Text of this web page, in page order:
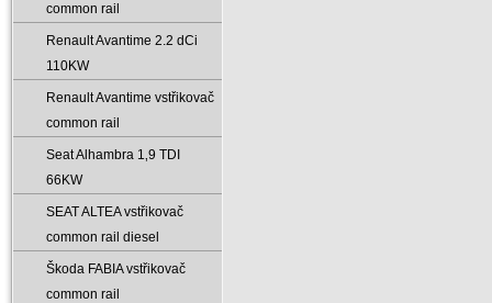
common rail
Renault Avantime 2.2 dCi
110KW
Renault Avantime vstřikovač
common rail
Seat Alhambra 1‚9 TDI
66KW
SEAT ALTEA vstřikovač
common rail diesel
Škoda FABIA vstřikovač
common rail